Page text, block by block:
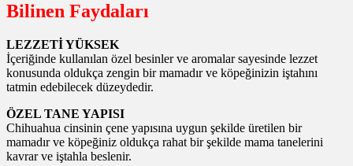
Bilinen Faydaları
LEZZETİ YÜKSEK
İçeriğinde kullanılan özel besinler ve aromalar sayesinde lezzet
konusunda oldukça zengin bir mamadır ve köpeğinizin iştahını
tatmin edebilecek düzeydedir.
ÖZEL TANE YAPISI
Chihuahua cinsinin çene yapısına uygun şekilde üretilen bir
mamadır ve köpeğiniz oldukça rahat bir şekilde mama tanelerini
kavrar ve iştahla beslenir.